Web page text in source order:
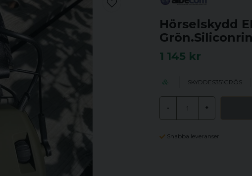
Hörselskydd
1 145 kr
SKYDDES351GRÖS
- +
Snabba leveranser